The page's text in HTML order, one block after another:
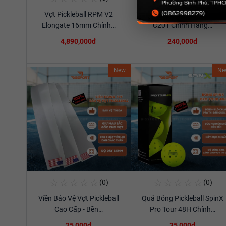
Vợt Pickleball RPM V2
Elongate 16mm Chính…
4,890,000đ
Túi Thể Thao Cầu Lông Ywyat
C201 Chính Hãng…
240,000đ
New
Xem chi tiết
(0)
Viền Bảo Vệ Vợt Pickleball
Cao Cấp - Bền…
Xem chi tiết
(0)
Quả Bóng Pickleball SpinX
Pro Tour 48H Chính…